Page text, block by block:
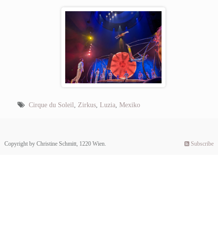
Cirque du Soleil, Zirkus, Luzia, Mexiko
Copyright by Christine Schmitt, 1220 Wien. Subscribe